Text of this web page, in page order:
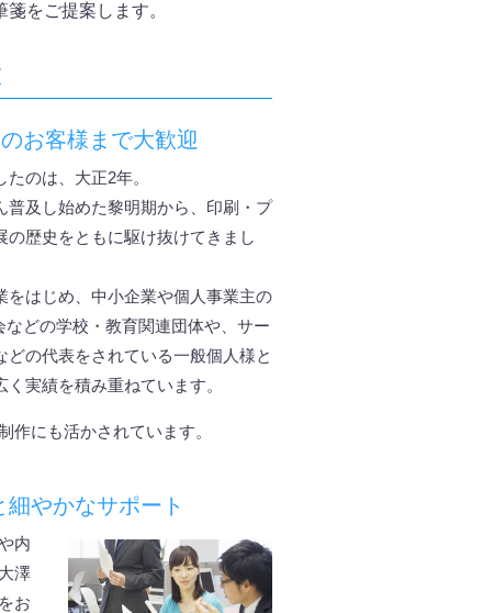
をご提案します。
お客様まで大歓迎
のは、大正2年。
普及し始めた黎明期から、印刷・プ
の歴史をともに駆け抜けてきまし
をはじめ、中小企業や個人事業主の
などの学校・教育関連団体や、サー
どの代表をされている一般個人様と
実績を積み重ねています。
作にも活かされています。
やかなサポート
内
澤
お